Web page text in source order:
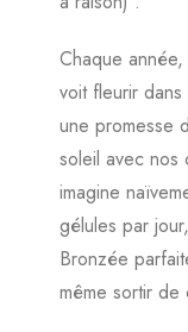
Chaque
voit fleurir dans
une promesse
soleil avec nos
imagine
gélules par
Bronzée
même sortir de